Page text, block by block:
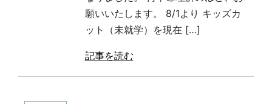
願いいたします。 8/1より キッズカ
ット（未就学）を現在 […]
記事を読む